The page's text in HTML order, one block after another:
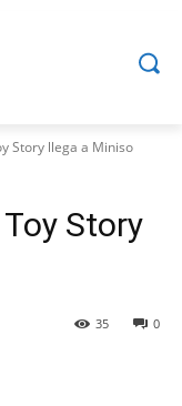
Story llega a Miniso
Story
0
35